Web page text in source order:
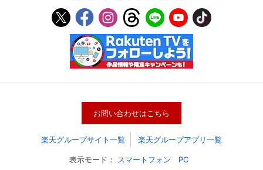
基本情報、本人連絡先、パスワード 、クレ
決済方法の変更が可能です。
お問い合わせはこちら
楽天グループサイト一覧 楽天グループアプリ一覧
表示モード： スマートフォン PC